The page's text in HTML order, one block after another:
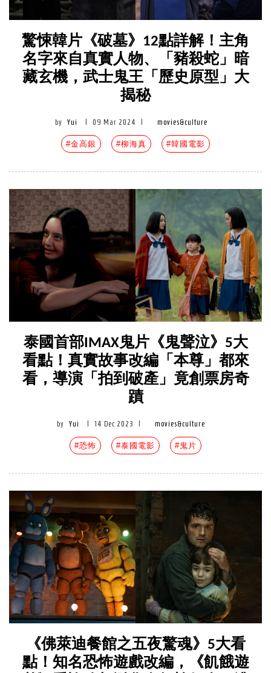
驚悚韓片《破墓》12點詳解！主角
名字來自真實人物、「豬殺蛇」暗
藏玄機，武士鬼王「歷史原型」大
揭秘
by Yui 09 Mar 2024 movies&culture
#金高銀 #柳海真 #韓國電影
泰國首部IMAX鬼片《鬼聲泣》5大
看點！真實故事改編「本尊」都來
看，導演「拍到破產」竟創票房奇
蹟
by Yui 14 Dec 2023 movies&culture
#恐怖 #泰國電影 #鬼片
《佛萊迪餐館之五夜驚魂》5大看
點！知名恐怖遊戲改編，《飢餓遊